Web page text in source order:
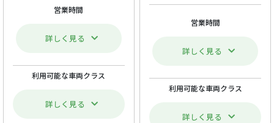
営業時間
詳しく見る
利用可能な車両クラス
詳しく見る
営業時間
詳しく見る
利用可能な車両クラス
詳しく見る